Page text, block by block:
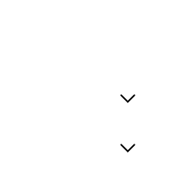
いて意見交換が行わ
クも広がる貴重な機
に、 他業種との連携